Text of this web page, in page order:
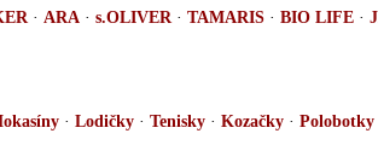
· ARA · s.OLIVER · TAMARIS · BIO LIFE ·
· Lodičky · Tenisky · Kozačky · Polobotky